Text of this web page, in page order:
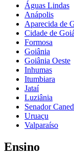
Águas Lindas
Anápolis
Aparecida de
Cidade de
Formosa
Goiânia
Goiânia Oeste
Inhumas
Itumbiara
Jataí
Luziânia
Senador
Uruaçu
Valparaíso
Ensino